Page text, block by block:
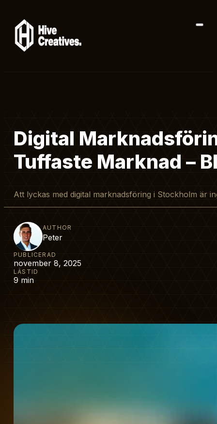
Digital
Tuffaste Marknad –
Att lyckas med digital marknadsföring i Stockholm är
AUTHOR
Peter
PUBLICERAD
november 8, 2025
LÄSTID
9 min